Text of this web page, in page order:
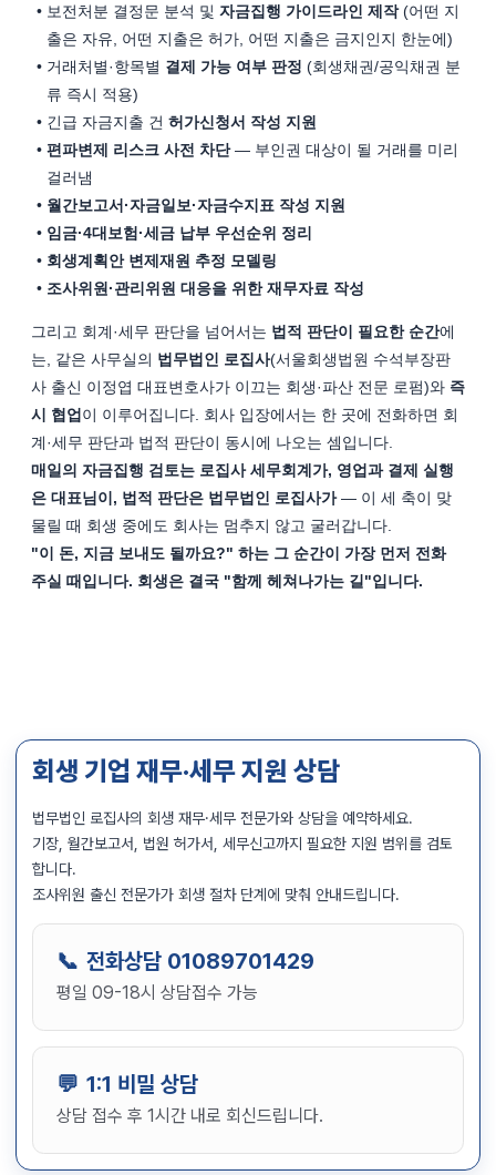
보전처분 결정문 분석 및 자금집행 가이드라인 제작 (어떤 지
출은 자유, 어떤 지출은 허가, 어떤 지출은 금지인지 한눈에)
거래처별·항목별 결제 가능 여부 판정 (회생채권/공익채권 분
류 즉시 적용)
긴급 자금지출 건 허가신청서 작성 지원
편파변제 리스크 사전 차단 — 부인권 대상이 될 거래를 미리
걸러냄
월간보고서·자금일보·자금수지표 작성 지원
임금·4대보험·세금 납부 우선순위 정리
회생계획안 변제재원 추정 모델링
조사위원·관리위원 대응을 위한 재무자료 작성
그리고 회계·세무 판단을 넘어서는 법적 판단이 필요한 순간에
는, 같은 사무실의 법무법인 로집사(서울회생법원 수석부장판
사 출신 이정엽 대표변호사가 이끄는 회생·파산 전문 로펌)와 즉
시 협업이 이루어집니다. 회사 입장에서는 한 곳에 전화하면 회
계·세무 판단과 법적 판단이 동시에 나오는 셈입니다.
매일의 자금집행 검토는 로집사 세무회계가, 영업과 결제 실행
은 대표님이, 법적 판단은 법무법인 로집사가 — 이 세 축이 맞
물릴 때 회생 중에도 회사는 멈추지 않고 굴러갑니다.
"이 돈, 지금 보내도 될까요?" 하는 그 순간이 가장 먼저 전화
주실 때입니다. 회생은 결국 "함께 헤쳐나가는 길"입니다.
회생 기업 재무·세무 지원 상담
법무법인 로집사의 회생 재무·세무 전문가와 상담을 예약하세요.
기장, 월간보고서, 법원 허가서, 세무신고까지 필요한 지원 범위를 검토
합니다.
조사위원 출신 전문가가 회생 절차 단계에 맞춰 안내드립니다.
전화상담 01089701429
평일 09-18시 상담접수 가능
1:1 비밀 상담
상담 접수 후 1시간 내로 회신드립니다.